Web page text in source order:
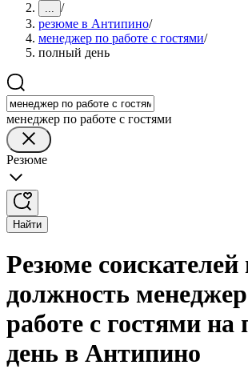
... /
резюме в Антипино/
менеджер по работе с гостями/
полный день
менеджер по работе с гостями
Резюме
Найти
Резюме соискателей
должность
работе с гостями
день в Антипино